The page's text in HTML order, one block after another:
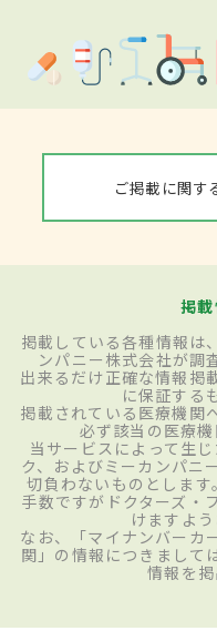
ご掲載に関す
掲
掲載している各種情報は
ンパニー株式会社が調
出来るだけ正確な情報掲
に保証する
掲載されている医療機関
必ず該当の医療機
当サービスによって生
ク、およびミーカンパニ
切負わないものとしま
手数ですがドクターズ・
けますよ
なお、「マイナンバーカ
関」の情報につきまして
情報を掲